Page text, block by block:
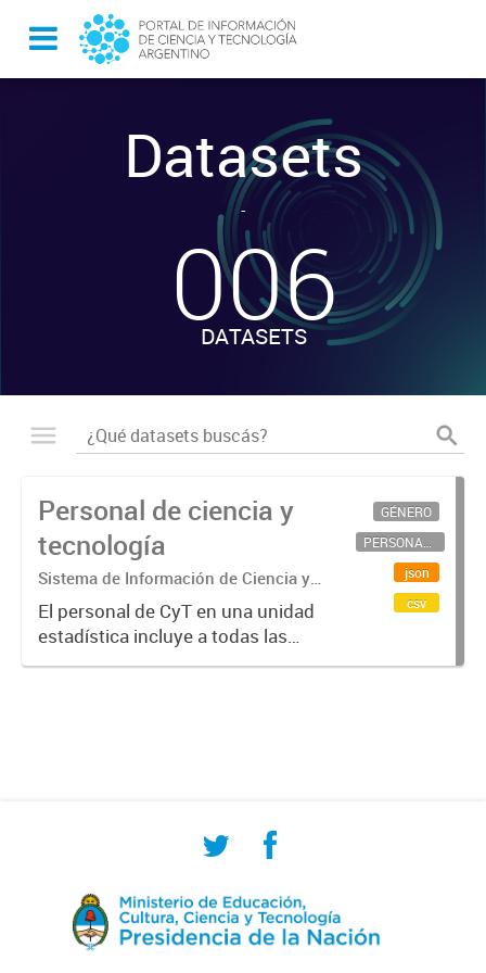
Datasets
-
006
DATASETS
Personal de ciencia y
tecnología
Sistema de Información de Ciencia y
Tecnología Argentino (SICYTAR)
El personal de CyT en una unidad
estadística incluye a todas las
personas involucradas
GÉNERO
PERSONAL CIENTÍFICO-TECNOLÓGICO
json
csv